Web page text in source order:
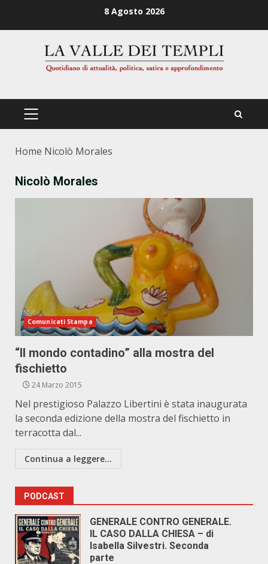
8 Agosto 2026
PRIMÄRES
Home Nicolò Morales
Nicolò Morales
Comunicati Stampa
“Il mondo contadino” alla mostra del
fischietto
24 Marzo 2015
Nel prestigioso Palazzo Libertini è stata inaugurata
la seconda edizione della mostra del fischietto in
terracotta dal...
Continua a leggere...
PODCAST
GENERALE CONTRO GENERALE.
IL CASO DALLA CHIESA – di
Isabella Silvestri. Seconda
parte